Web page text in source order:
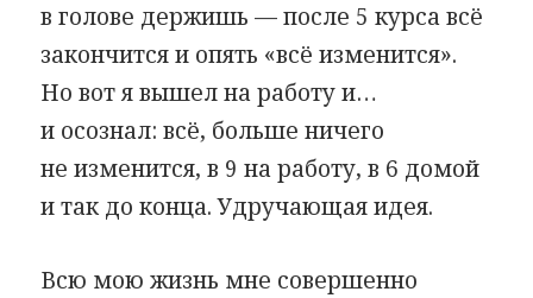
в голове держишь — после 5 курса всё
закончится и опять «всё изменится».
Но вот я вышел на работу и…
и осознал: всё, больше ничего
не изменится, в 9 на работу, в 6 домой
и так до конца. Удручающая идея.
Всю мою жизнь мне совершенно